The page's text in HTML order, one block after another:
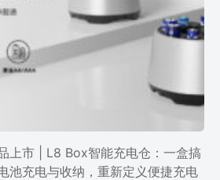
上市 | L8 Box智能充电仓：一盒搞
池充电与收纳，重新定义便捷充电